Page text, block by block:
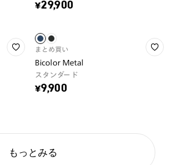
¥29,900
まとめ買い
Bicolor Metal
スタンダード
¥9,900
もっとみる